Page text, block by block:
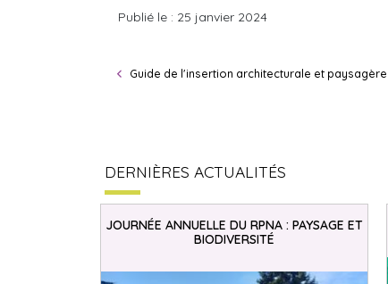
Publié le : 25 janvier 2024
Guide de l'insertion architecturale et
DERNIÈRES ACTUALITÉS
JOURNÉE ANNUELLE DU RPNA : PAYSAGE ET
BIODIVERSITÉ